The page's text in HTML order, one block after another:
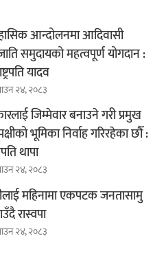
आन्दोलनमा आदिवासी
समुदायको महत्वपूर्ण योगदान :
यादव
२४, २०८३
जिम्मेवार बनाउने गरी प्रमुख
भूमिका निर्वाह गरिरहेका छौँ :
थापा
२४, २०८३
महिनामा एकपटक जनतासामु
रास्वपा
२४, २०८३